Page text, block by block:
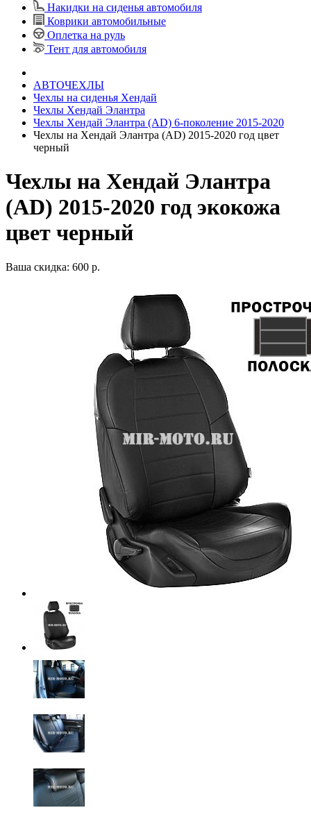
Накидки на сиденья автомобиля
Коврики автомобильные
Оплетка на руль
Тент для автомобиля
АВТОЧЕХЛЫ
Чехлы на сиденья Хендай
Чехлы Хендай Элантра
Чехлы Хендай Элантра (AD) 6-поколение 2015-2020
Чехлы на Хендай Элантра (AD) 2015-2020 год цвет
черный
Чехлы на Хендай Элантра
(AD) 2015-2020 год экокожа
цвет черный
Ваша скидка: 600 р.